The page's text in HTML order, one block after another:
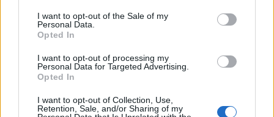
I want to opt-out of the Sale of my
Personal Data.
Opted In
I want to opt-out of processing my
Personal Data for Targeted Advertising.
Opted In
I want to opt-out of Collection, Use,
Retention, Sale, and/or Sharing of my
KEDVES OLVASÓNK!
A keresett cikk a portfolio.hu hírarchívumához
tartozik, melynek olvasása előfizetéses
regisztrációhoz kötött.